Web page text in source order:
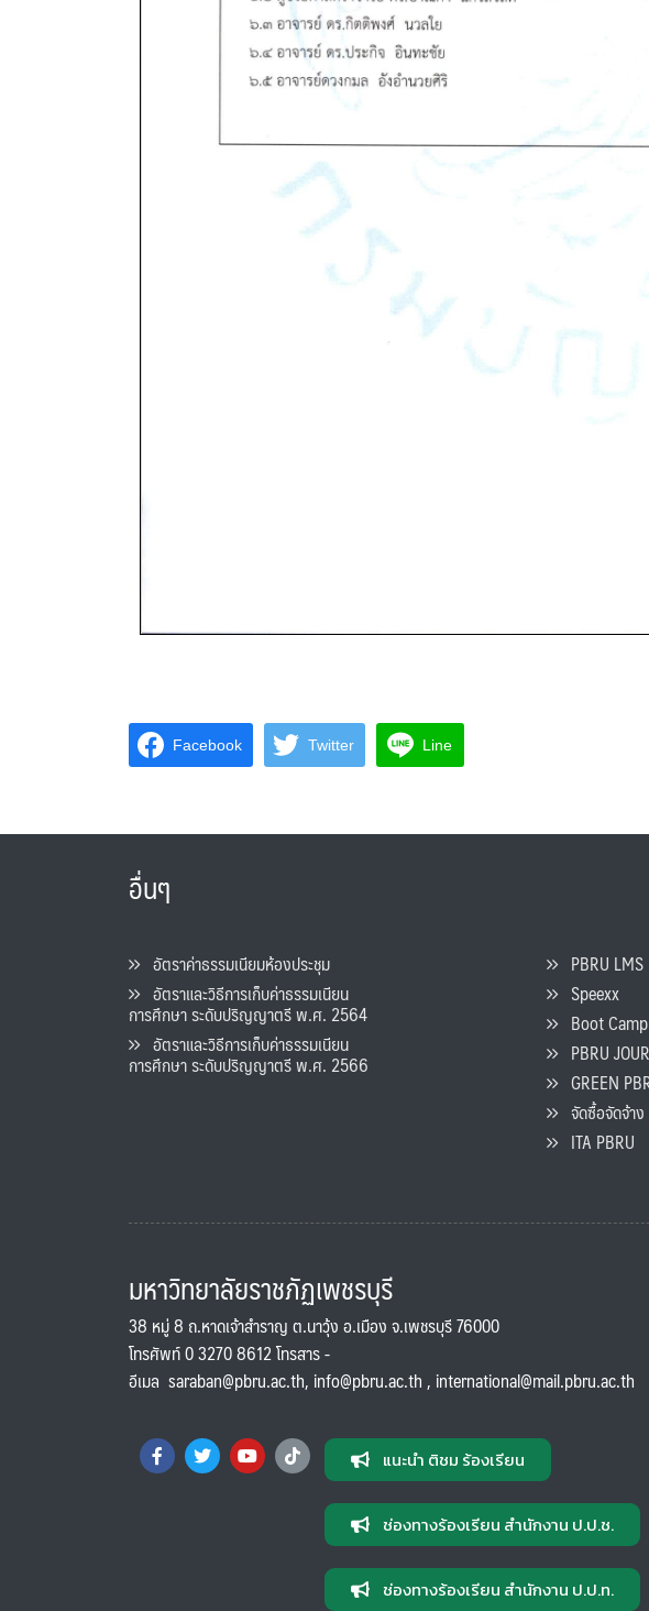
Facebook Twitter Line
อื่นๆ
อัตราค่าธรรมเนียมห้องประชุม
อัตราและวิธีการเก็บค่าธรรมเนียน
การศึกษา ระดับปริญญาตรี พ.ศ. 2564
อัตราและวิธีการเก็บค่าธรรมเนียน
การศึกษา ระดับปริญญาตรี พ.ศ. 2566
PBRU LMS
Speexx
Boot Camp
PBRU
GREEN
จัดซื้อจัดจ้าง
ITA PBRU
มหาวิทยาลัยราชภัฏเพชรบุรี
38 หมู่ 8 ถ.หาดเจ้าสำราญ ต.นาวุ้ง อ.เมือง จ.เพชรบุรี 76000
โทรศัพท์ 0 3270 8612 โทรสาร -
อีเมล saraban@pbru.ac.th, info@pbru.ac.th, international@mail.pbru.ac.th
แนะนำ ติชม ร้องเรียน
ช่องทางร้องเรียน สำนักงาน ป.ป.ช.
ช่องทางร้องเรียน สำนักงาน ป.ป.ท.